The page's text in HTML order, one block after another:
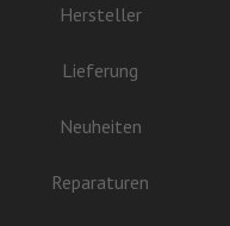
Hersteller
Lieferung
Neuheiten
Reparaturen